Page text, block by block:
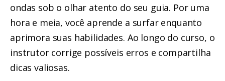
ondas sob o olhar atento do seu guia. Por uma
hora e meia, você aprende a surfar enquanto
aprimora suas habilidades. Ao longo do curso, o
instrutor corrige possíveis erros e compartilha
dicas valiosas.